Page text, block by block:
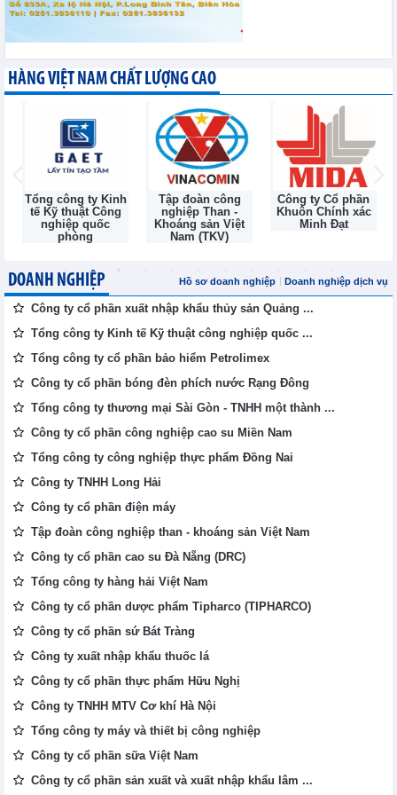
HÀNG VIỆT NAM CHẤT LƯỢNG CAO
Tổng công ty Kinh
tế Kỹ thuật Công
nghiệp quốc
phòng
Tập đoàn công
nghiệp Than -
Khoáng sản Việt
Nam (TKV)
Công ty Cổ phần
Khuôn Chính xác
Minh Đạt
DOANH NGHIỆP Hồ sơ doanh nghiệp Doanh nghiệp dịch vụ
Công ty cổ phần xuất nhập khẩu thủy sản Quảng ...
Tổng công ty Kinh tế Kỹ thuật công nghiệp quốc ...
Tổng công ty cổ phần bảo hiểm Petrolimex
Công ty cổ phần bóng đèn phích nước Rạng Đông
Tổng công ty thương mại Sài Gòn - TNHH một thành ...
Công ty cổ phần công nghiệp cao su Miền Nam
Tổng công ty công nghiệp thực phẩm Đồng Nai
Công ty TNHH Long Hải
Công ty cổ phần điện máy
Tập đoàn công nghiệp than - khoáng sản Việt Nam
Công ty cổ phần cao su Đà Nẵng (DRC)
Tổng công ty hàng hải Việt Nam
Công ty cổ phần dược phẩm Tipharco (TIPHARCO)
Công ty cổ phần sứ Bát Tràng
Công ty xuất nhập khẩu thuốc lá
Công ty cổ phần thực phẩm Hữu Nghị
Công ty TNHH MTV Cơ khí Hà Nội
Tổng công ty máy và thiết bị công nghiệp
Công ty cổ phần sữa Việt Nam
Công ty cổ phần sản xuất và xuất nhập khẩu lâm ...